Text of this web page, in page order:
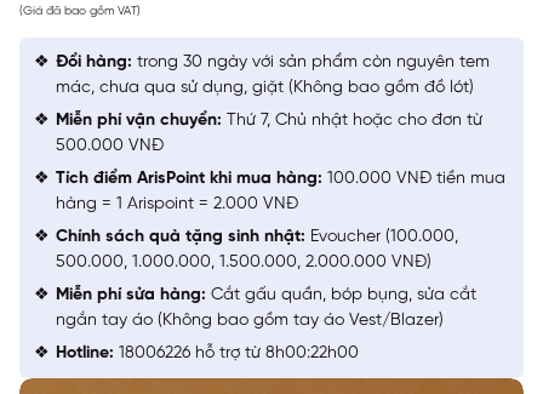
(Giá đã bao gồm VAT)
Đổi hàng: trong 30 ngày với sản phẩm còn nguyên tem
mác, chưa qua sử dụng, giặt (Không bao gồm đồ lót)
Miễn phí vận chuyển: Thứ 7, Chủ nhật hoặc cho đơn từ
500.000 VNĐ
Tích điểm ArisPoint khi mua hàng: 100.000 VNĐ tiền mua
hàng = 1 Arispoint = 2.000 VNĐ
Chính sách quà tặng sinh nhật: Evoucher (100.000,
500.000, 1.000.000, 1.500.000, 2.000.000 VNĐ)
Miễn phí sửa hàng: Cắt gấu quần, bóp bụng, sửa cắt
ngắn tay áo (Không bao gồm tay áo Vest/Blazer)
Hotline: 18006226 hỗ trợ từ 8h00:22h00